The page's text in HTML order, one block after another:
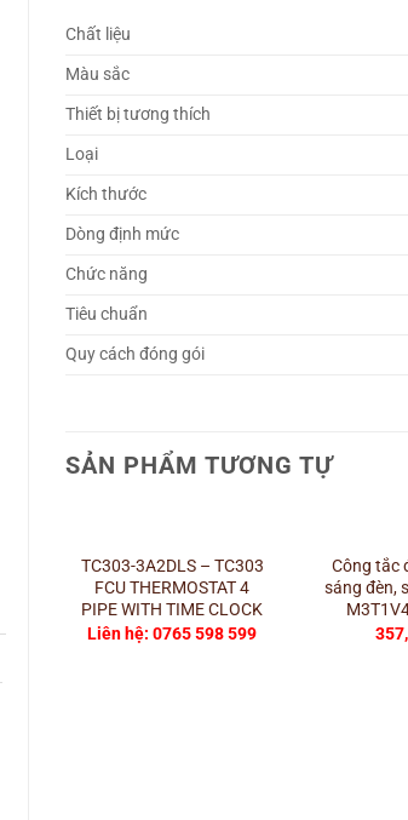
Chất liệu
Màu sắc
Thiết bị tương thích
Loại
Kích thước
Dòng định mức
Chức năng
Tiêu chuẩn
Quy cách đóng gói
SẢN PHẨM TƯƠNG TỰ
TC303-3A2DLS – TC303
FCU THERMOSTAT 4
PIPE WITH TIME CLOCK
Liên hệ: 0765 598 599
Công tắc
sáng đèn,